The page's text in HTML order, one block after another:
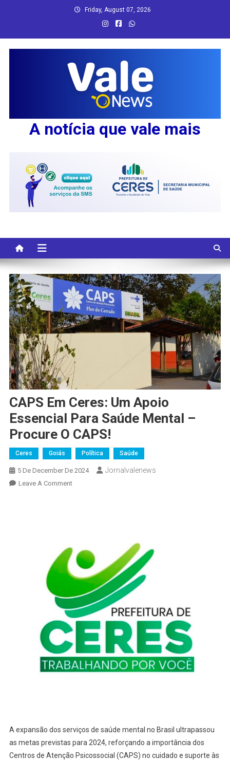
Friday, August 07, 2026
A notícia que vale mais
CAPS Em Ceres: Um Apoio
Essencial Para Saúde Mental –
Procure O CAPS!
Ceres Goiás Política Saúde
5 De December De 2024 Jornalvalenews
Leave A CommentOn
Essencial
Para
Saúde
Mental
–
Procure
O
CAPS!
A expansão dos serviços de saúde mental no Brasil ultrapassou
as metas previstas para 2024, reforçando a importância dos
Centros de Atenção Psicossocial (CAPS) no cuidado e suporte às